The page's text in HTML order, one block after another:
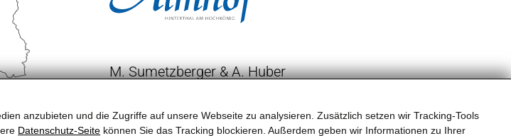
anzubieten und die Zugriffe auf unsere Webseite zu analysieren. Zusätzlich setzen wir Tracking-Tools
Datenschutz-Seite können Sie das Tracking blockieren. Außerdem geben wir Informationen zu Ihrer
M. Sumetzberger & A. Huber
5761 Maria Alm-Hinterthal
office@almhof.co.at